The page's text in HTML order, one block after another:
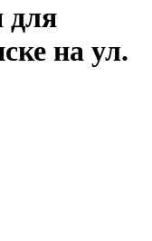
для
на ул.